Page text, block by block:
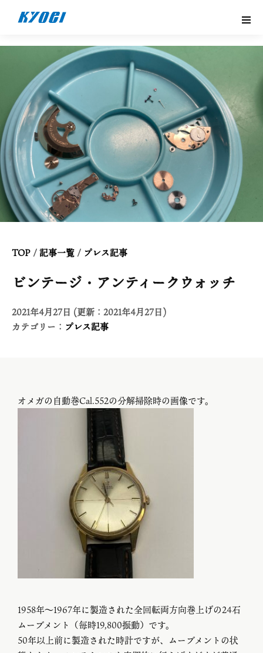
TOP /記事一覧 / プレス記事
ビンテージ・アンティークウォッチ
2021年4月27日 (更新：2021年4月27日)
カテゴリー： プレス記事
オメガの自動巻Cal.552の分解掃除時の画像です。
1958年～1967年に製造された全回転両方向巻上げの24石
ムーブメント（毎時19,800振動）です。
50年以上前に製造された時計ですが、ムーブメントの状